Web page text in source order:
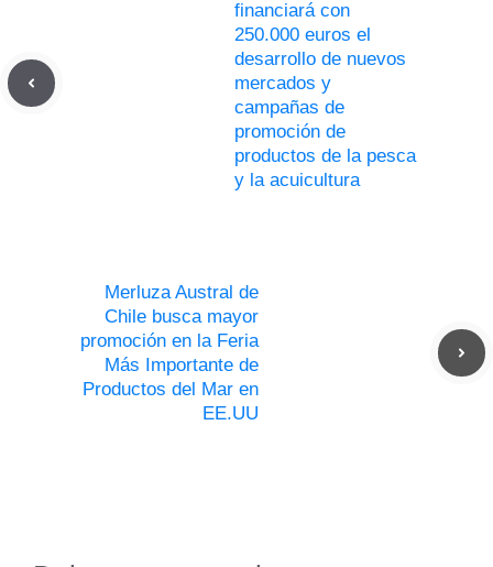
financiará con
250.000 euros el
desarrollo de nuevos
mercados y
campañas de
promoción de
productos de la pesca
y la acuicultura
Merluza Austral de
Chile busca mayor
promoción en la Feria
Más Importante de
Productos del Mar en
EE.UU